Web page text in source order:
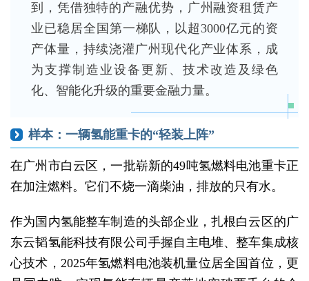
到，凭借独特的产融优势，广州融资租赁产
业已稳居全国第一梯队，以超3000亿元的资
产体量，持续浇灌广州现代化产业体系，成
为支撑制造业设备更新、技术改造及绿色
化、智能化升级的重要金融力量。
样本：一辆氢能重卡的“轻装上阵”
在广州市白云区，一批崭新的49吨氢燃料电池重卡正
在加注燃料。它们不烧一滴柴油，排放的只有水。
作为国内氢能整车制造的头部企业，扎根白云区的广
东云韬氢能科技有限公司手握自主电堆、整车集成核
心技术，2025年氢燃料电池装机量位居全国首位，更